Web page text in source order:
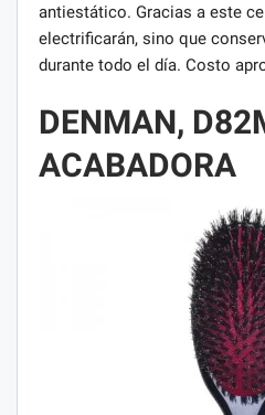
antiestático. Gracias a este
electrificarán, sino que
durante todo el día. Costo
DENMAN,
ACABADORA